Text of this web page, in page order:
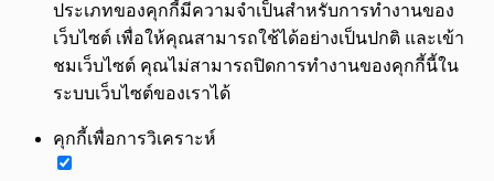
ประเภทของคุกกี้มีความจำเป็นสำหรับการทำงานของ
เว็บไซต์ เพื่อให้คุณสามารถใช้ได้อย่างเป็นปกติ และเข้า
ชมเว็บไซต์ คุณไม่สามารถปิดการทำงานของคุกกี้นี้ใน
ระบบเว็บไซต์ของเราได้
คุกกี้เพื่อการวิเคราะห์